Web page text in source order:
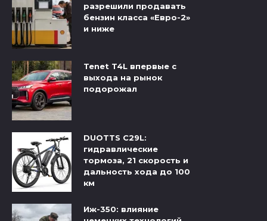
разрешили продавать
бензин класса «Евро-2»
и ниже
Tenet T4L впервые с
выхода на рынок
подорожал
DUOTTS C29L:
гидравлические
тормоза, 21 скорость и
дальность хода до 100
км
Иж-350: влияние